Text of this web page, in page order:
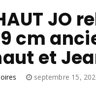
JO
cm
et
septembre 15,